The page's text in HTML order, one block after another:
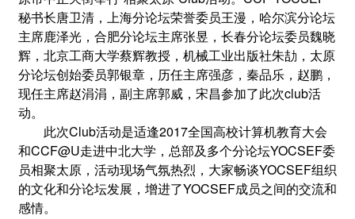
秘书长唐卫清，上海分论坛荣誉委员王漫，哈尔滨分论坛
主席鹿泽光，合肥分论坛主席张昱，长春分论坛委员魏晓
辉，北京工商大学蔡辉教授，机械工业出版社朱劼，太原
分论坛创始委员郭银章，历任主席强彦，秦品乐，赵鹏，
现任主席赵涓涓，副主席郭威，宋昌参加了此次club活
动。
此次Club活动是适逢2017全国高校计算机教育大会
和CCF@U走进中北大学，总部及多个分论坛YOCSEF委
员相聚太原，活动现场气氛热烈，大家畅谈YOCSEF组织
的文化和分论坛发展，增进了YOCSEF成员之间的交流和
感情。